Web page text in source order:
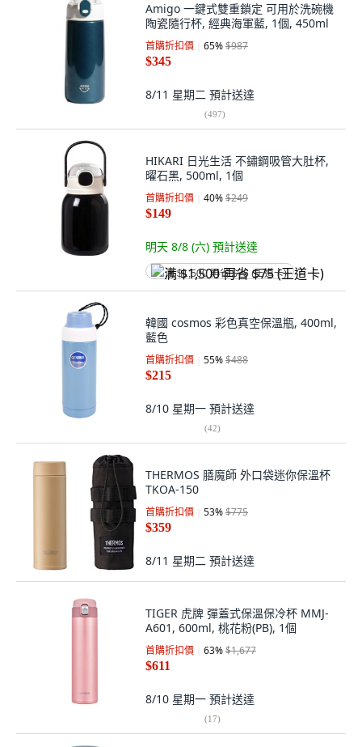
Amigo 一鍵式雙重鎖定 可用於洗碗機
陶瓷隨行杯, 經典海軍藍, 1個, 450ml
首購折扣價 65%$987
$345
8/11 星期二 預計送達
(497)
HIKARI 日光生活 不鏽鋼吸管大肚杯,
曜石黑, 500ml, 1個
首購折扣價 40%$249
$149
明天 8/8 (六) 預計送達
满 $1,500 再省 $75 (王道卡)
韓國 cosmos 彩色真空保溫瓶, 400ml,
藍色
首購折扣價 55%$488
$215
8/10 星期一 預計送達
(42)
THERMOS 膳魔師 外口袋迷你保溫杯
TKOA-150
首購折扣價 53%$775
$359
8/11 星期二 預計送達
TIGER 虎牌 彈蓋式保溫保冷杯 MMJ-
A601, 600ml, 桃花粉(PB), 1個
首購折扣價 63%$1,677
$611
8/10 星期一 預計送達
(17)